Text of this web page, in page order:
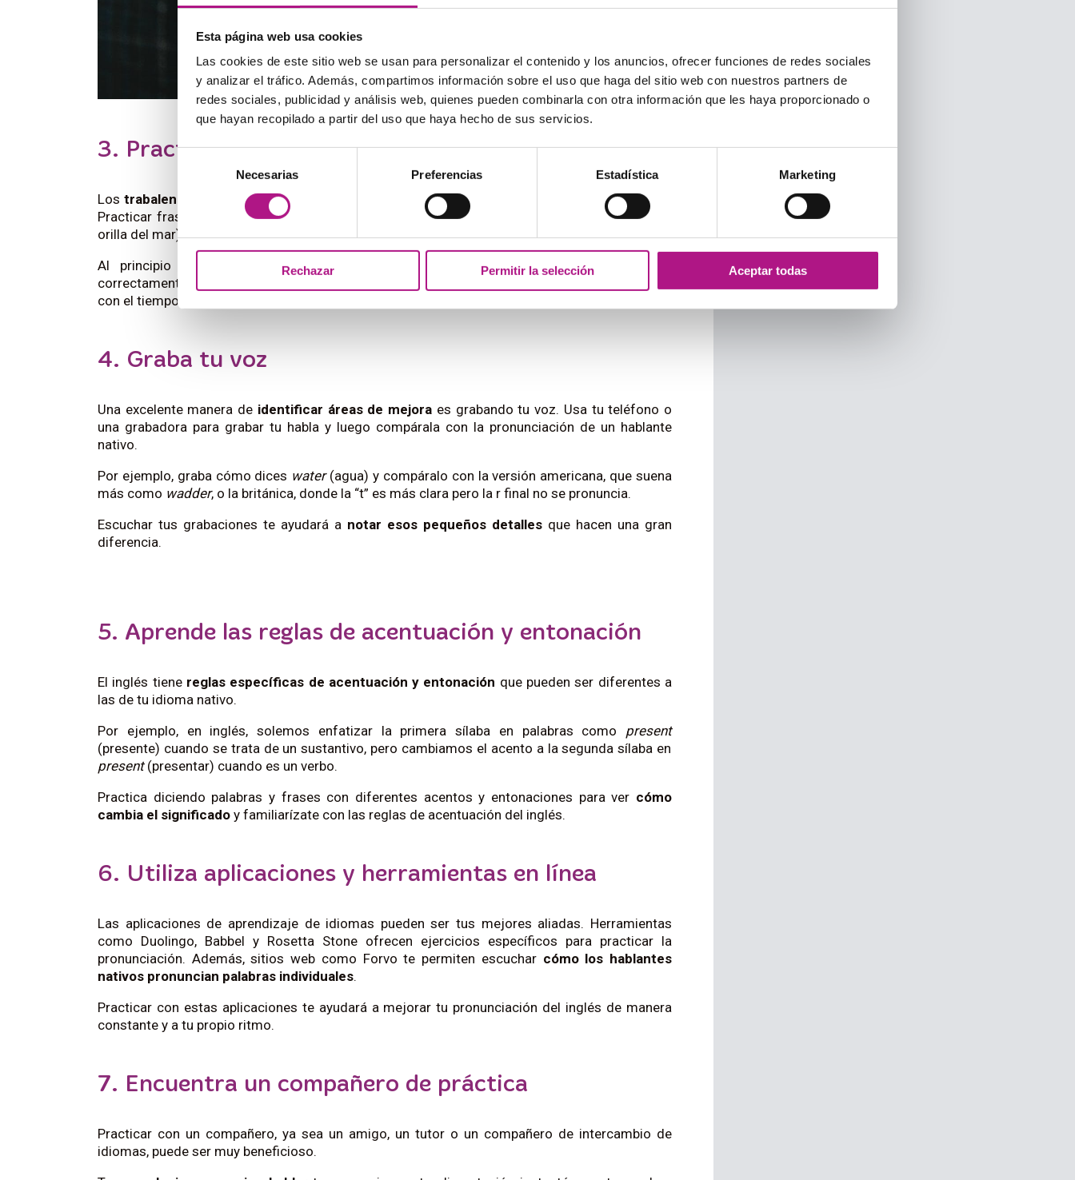
Esta página web usa cookies
Las cookies de este sitio web se usan para personalizar el contenido y los anuncios, ofrecer funciones de redes sociales
y analizar el tráfico. Además, compartimos información sobre el uso que haga del sitio web con nuestros partners de
redes sociales, publicidad y análisis web, quienes pueden combinarla con otra información que les haya proporcionado o
que hayan recopilado a partir del uso que haya hecho de sus servicios.
consentimiento
Necesarias Preferencias Estadística Marketing
Rechazar Permitir la selección Aceptar todas
3. Practica con trabalenguas
Los trabalenguas
son una herramienta excelente para mejorar la claridad de tu pronunciación.
Practicar frases como
She sells seashells by the seashore(Ella vende conchas marinas en la
orilla del mar) te ayudará a dominar sonidos difíciles y amejorar tu dicción del inglés.
Al principio di el trabalenguas lentamente, asegurándote de pronunciar cada palabra
correctamente, y luego aumenta la velocidad gradualmente. Verás cómo tu precisión mejora
con el tiempo.
4. Graba tu voz
Una excelente manera de identificar áreas de mejora es grabando tu voz. Usa tu teléfono o
una grabadora para grabar tu habla y luego compárala con la pronunciación de un hablante
nativo.
Por ejemplo, graba cómo dices water(agua) y compáralo con la versión americana, que suena
más como wadder, o la británica, donde la “t” es más clara pero la r final no se pronuncia.
Escuchar tus grabaciones te ayudará a notar esos pequeños detalles que hacen una gran
diferencia.
5. Aprende las reglas de acentuación y entonación
El inglés tiene reglas específicas de acentuación y entonación que pueden ser diferentes a
las de tu idioma nativo.
Por ejemplo, en inglés, solemos enfatizar la primera sílaba en palabras como present
(presente) cuando se trata de un sustantivo, pero cambiamos el acento a la segunda sílaba en
present(presentar) cuando es un verbo.
Practica diciendo palabras y frases con diferentes acentos y entonaciones para ver cómo
cambia el significado y familiarízate con las reglas de acentuación del inglés.
6. Utiliza aplicaciones y herramientas en línea
Las aplicaciones de aprendizaje de idiomas pueden ser tus mejores aliadas. Herramientas
como Duolingo, Babbel y Rosetta Stone ofrecen ejercicios específicos para practicar la
pronunciación. Además, sitios web como Forvo te permiten escuchar cómo los hablantes
nativos pronuncian palabras individuales.
Practicar con estas aplicaciones te ayudará a mejorar tu pronunciación del inglés de manera
constante y a tu propio ritmo.
7. Encuentra un compañero de práctica
Practicar con un compañero, ya sea un amigo, un tutor o un compañero de intercambio de
idiomas, puede ser muy beneficioso.